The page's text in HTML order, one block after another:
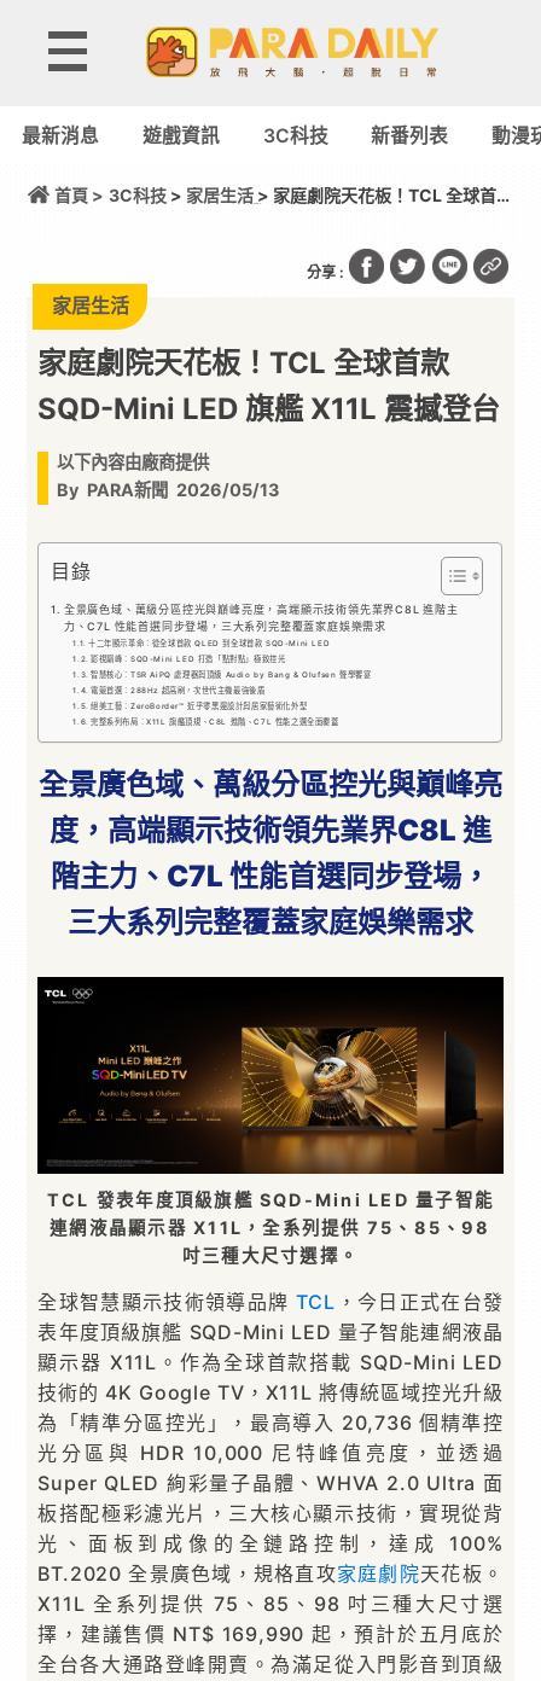
最新消息 遊戲資訊 3C科技 新番列表 動漫
首頁 > 3C科技> 家居生活> 家庭劇院天花板！TCL 全球首款
分享 :
家居生活
家庭劇院天花板！TCL 全球首款
SQD-Mini LED 旗艦 X11L 震撼登台
以下內容由廠商提供
By PARA新聞 2026/05/13
目錄
全景廣色域、萬級分區控光與巔峰亮度，高端顯示技術領先業界C8L 進階主
力、C7L 性能首選同步登場，三大系列完整覆蓋家庭娛樂需求
十二年顯示革命：從全球首款 QLED 到全球首款 SQD-Mini LED
影視巔峰：SQD-Mini LED 打造「點對點」極致控光
智慧核心：TSR AiPQ 處理器與頂級 Audio by Bang & Olufsen 聲學饗宴
電競首選：288Hz 超高刷，次世代主機最強後盾
絕美工藝：ZeroBorder™ 近乎零黑邊設計與居家藝術化外型
完整系列布局：X11L 旗艦頂規、C8L 進階、C7L 性能之選全面覆蓋
全景廣色域、萬級分區控光與巔峰亮
度，高端顯示技術領先業界C8L 進
階主力、C7L 性能首選同步登場，
三大系列完整覆蓋家庭娛樂需求
TCL 發表年度頂級旗艦 SQD-Mini LED 量子智能
連網液晶顯示器 X11L，全系列提供 75、85、98
吋三種大尺寸選擇。
全球智慧顯示技術領導品牌 TCL ，今日正式在台發
表年度頂級旗艦 SQD-Mini LED 量子智能連網液晶
顯示器 X11L。作為全球首款搭載 SQD-Mini LED
技術的 4K Google TV，X11L 將傳統區域控光升級
為「精準分區控光」，最高導入 20,736 個精準控
光分區與 HDR 10,000 尼特峰值亮度，並透過
Super QLED 絢彩量子晶體、WHVA 2.0 Ultra 面
板搭配極彩濾光片，三大核心顯示技術，實現從背
光、面板到成像的全鏈路控制，達成 100%
BT.2020 全景廣色域，規格直攻家庭劇院天花板。
X11L 全系列提供 75、85、98 吋三種大尺寸選
擇，建議售價 NT$ 169,990 起，預計於五月底於
全台各大通路登峰開賣。為滿足從入門影音到頂級